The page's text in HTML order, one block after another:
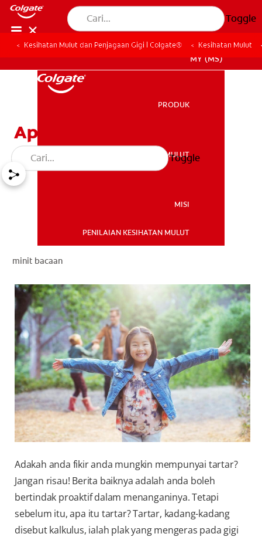
Toggle
MY (MS)
MY (MS)
PRODUK
KESIHATAN MULUT
MISI
PENILAIAN KESIHATAN MULUT
Toggle
Kesihatan Mulut dan Penjagaan Gigi | Colgate® Kesihatan Mulut
Apa Itu Tartar?
minit bacaan
Adakah anda fikir anda mungkin mempunyai tartar?
Jangan risau! Berita baiknya adalah anda boleh
bertindak proaktif dalam menanganinya. Tetapi
sebelum itu, apa itu tartar? Tartar, kadang-kadang
disebut kalkulus, ialah plak yang mengeras pada gigi